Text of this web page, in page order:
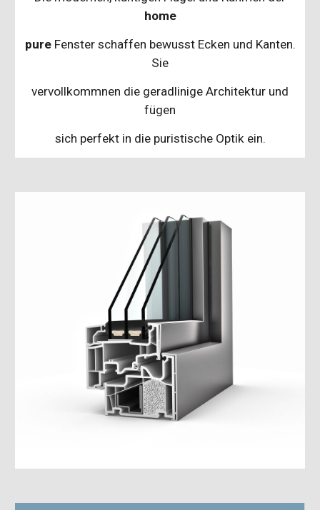
home
pureFenster schaffen bewusst Ecken und Kanten.
Sie
vervollkommnen die geradlinige Architektur und
fügen
sich perfekt in die puristische Optik ein.